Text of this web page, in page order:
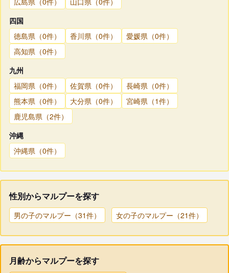
四国
徳島県（0件）
香川県（0件）
愛媛県（0件）
高知県（0件）
九州
福岡県（0件）
佐賀県（0件）
長崎県（0件）
熊本県（0件）
大分県（0件）
宮崎県（1件）
鹿児島県（2件）
沖縄
沖縄県（0件）
性別からマルプーを探す
男の子のマルプー（31件） 女の子のマルプー（21件）
月齢からマルプーを探す